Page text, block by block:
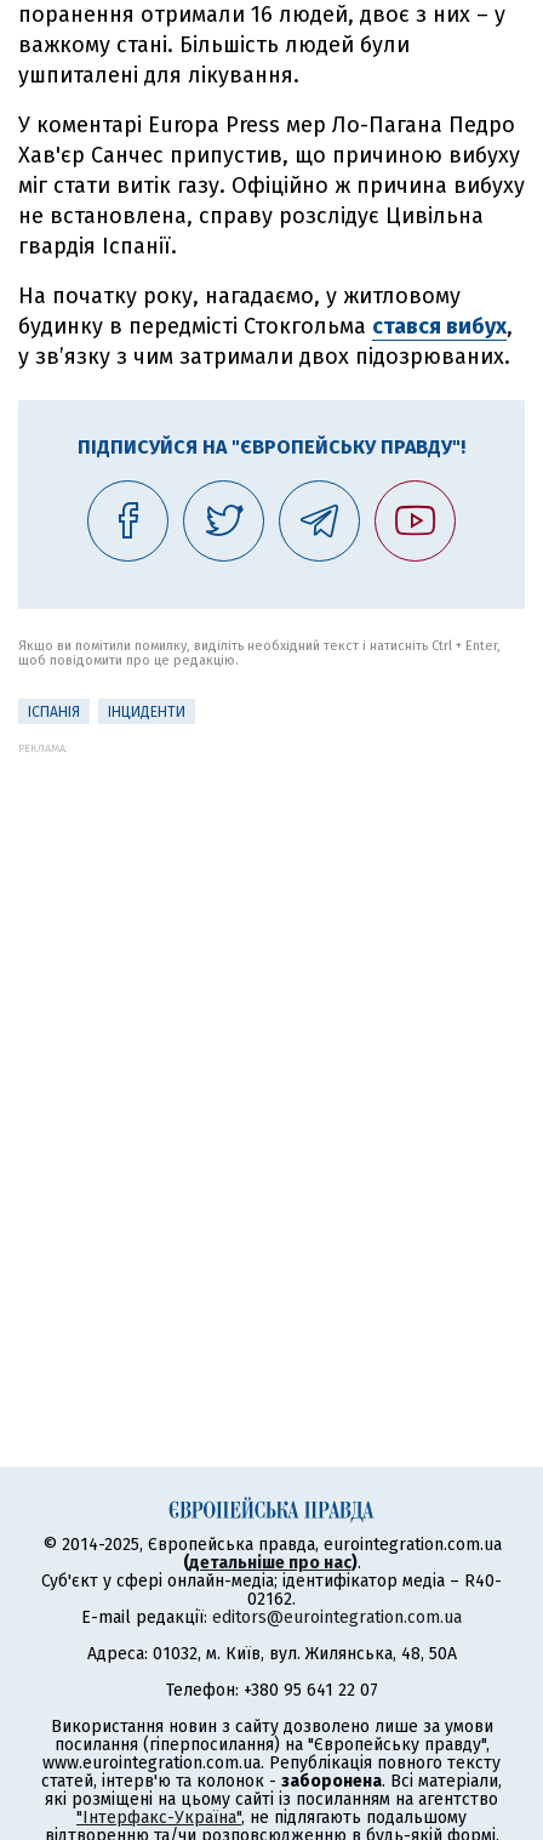
поранення отримали 16 людей, двоє з них – у
важкому стані. Більшість людей були
ушпиталені для лікування.
У коментарі Europa Press мер Ло-Пагана Педро
Хав'єр Санчес припустив, що причиною вибуху
міг стати витік газу. Офіційно ж причина вибуху
не встановлена, справу розслідує Цивільна
гвардія Іспанії.
На початку року, нагадаємо, у житловому
будинку в передмісті Стокгольма стався вибух,
у звʼязку з чим затримали двох підозрюваних.
ПІДПИСУЙСЯ НА "ЄВРОПЕЙСЬКУ ПРАВДУ"!
Якщо ви помітили помилку, виділіть необхідний текст і натисніть Ctrl + Enter,
щоб повідомити про це редакцію.
ІСПАНІЯ ІНЦИДЕНТИ
РЕКЛАМА:
© 2014-2025, Європейська правда, eurointegration.com.ua
(детальніше про нас).
Суб'єкт у сфері онлайн-медіа; ідентифікатор медіа – R40-
02162.
E-mail редакції: editors@eurointegration.com.ua
Адреса: 01032, м. Київ, вул. Жилянська, 48, 50А
Телефон: +380 95 641 22 07
Використання новин з сайту дозволено лише за умови
посилання (гіперпосилання) на "Європейську правду",
www.eurointegration.com.ua. Републікація повного тексту
статей, інтерв'ю та колонок - заборонена. Всі матеріали,
які розміщені на цьому сайті із посиланням на агентство
"Інтерфакс-Україна", не підлягають подальшому